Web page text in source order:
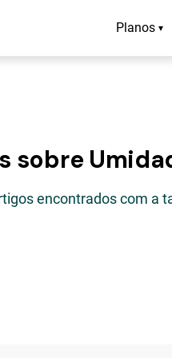
Planos ▾
sobre
encontrados com a